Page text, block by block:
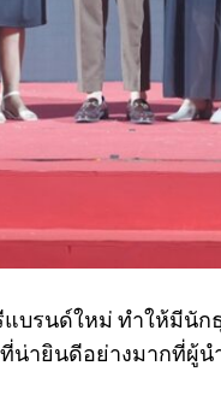
แบรนด์ใหม่ ทำให้มีนั
น่ายินดีอย่างมากที่ผู้